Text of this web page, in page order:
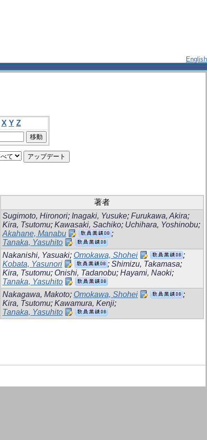
English
X Y Z
著者
Sugimoto, Hironori; Inagaki, Yusuke; Furukawa, Akira;
Kira, Tsutomu; Kawasaki, Sachiko; Uchihara, Yoshinobu;
Akahane, Manabu
;
Tanaka, Yasuhito
Nakanishi, Yasuaki; Omokawa, Shohei
;
Kobata, Yasunori
; Shimizu, Takamasa;
Kira, Tsutomu; Onishi, Tadanobu; Hayami, Naoki;
Tanaka, Yasuhito
Nakagawa, Makoto; Omokawa, Shohei
;
Kira, Tsutomu; Kawamura, Kenji;
Tanaka, Yasuhito